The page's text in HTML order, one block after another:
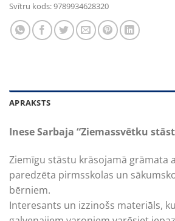
Svītru kods:9789934628320
APRAKSTS
Inese Sarbaja “Ziemassvētku
Ziemīgu stāstu krāsojamā grāmata
paredzēta pirmsskolas un
bērniem.
Interesants un izzinošs materiāls,